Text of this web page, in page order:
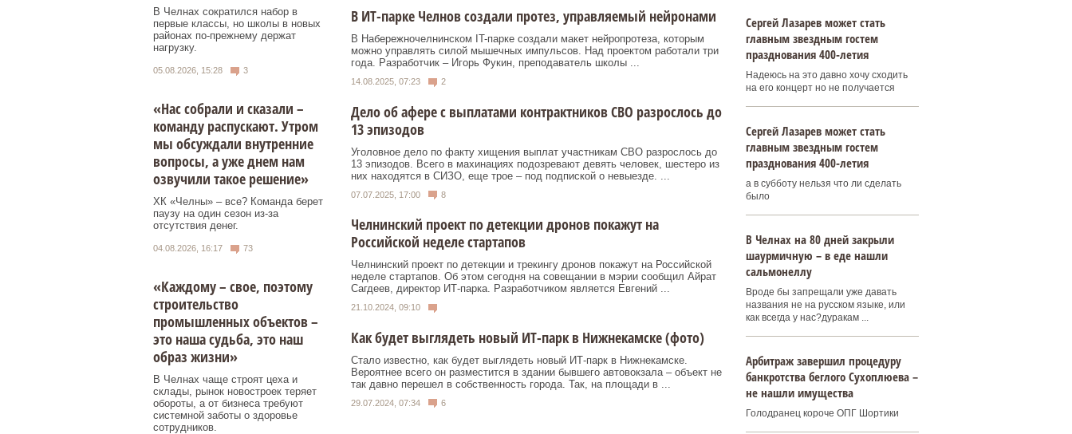
В Челнах сократился набор в
первые классы, но школы в новых
районах по-прежнему держат
нагрузку.
05.08.2026, 15:28 3
«Нас собрали и сказали –
команду распускают. Утром
мы обсуждали внутренние
вопросы, а уже днем нам
озвучили такое решение»
ХК «Челны» – все? Команда берет
паузу на один сезон из-за
отсутствия денег.
04.08.2026, 16:17 73
«Каждому – свое, поэтому
строительство
промышленных объектов –
это наша судьба, это наш
образ жизни»
В Челнах чаще строят цеха и
склады, рынок новостроек теряет
обороты, а от бизнеса требуют
системной заботы о здоровье
сотрудников.
В ИТ-парке Челнов создали протез, управляемый нейронами
В Набережночелнинском IT-парке создали макет нейропротеза, которым
можно управлять силой мышечных импульсов. Над проектом работали три
года. Разработчик – Игорь Фукин, преподаватель школы ...
14.08.2025, 07:23 2
Дело об афере с выплатами контрактников СВО разрослось до
13 эпизодов
Уголовное дело по факту хищения выплат участникам СВО разрослось до
13 эпизодов. Всего в махинациях подозревают девять человек, шестеро из
них находятся в СИЗО, еще трое – под подпиской о невыезде. ...
07.07.2025, 17:00 8
Челнинский проект по детекции дронов покажут на
Российской неделе стартапов
Челнинский проект по детекции и трекингу дронов покажут на Российской
неделе стартапов. Об этом сегодня на совещании в мэрии сообщил Айрат
Сагдеев, директор ИТ-парка. Разработчиком является Евгений ...
21.10.2024, 09:10
Как будет выглядеть новый ИТ-парк в Нижнекамске (фото)
Стало известно, как будет выглядеть новый ИТ-парк в Нижнекамске.
Вероятнее всего он разместится в здании бывшего автовокзала – объект не
так давно перешел в собственность города. Так, на площади в ...
29.07.2024, 07:34 6
Сергей Лазарев может стать
главным звездным гостем
празднования 400‑летия
Надеюсь на это давно хочу сходить
на его концерт но не получается
Сергей Лазарев может стать
главным звездным гостем
празднования 400‑летия
а в субботу нельзя что ли сделать
было
В Челнах на 80 дней закрыли
шаурмичную – в еде нашли
сальмонеллу
Вроде бы запрещали уже давать
названия не на русском языке, или
как всегда у нас?дуракам ...
Арбитраж завершил процедуру
банкротства беглого Сухоплюева –
не нашли имущества
Голодранец короче ОПГ Шортики